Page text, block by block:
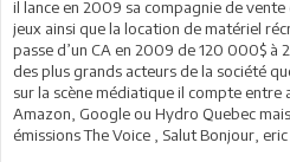
il lance en 2009 sa compagnie de
jeux ainsi que la location de matériel
passe d’un CA en 2009 de 120 000$ à
des plus grands acteurs de la société
sur la scène médiatique il compte entre
Amazon, Google ou Hydro Quebec
émissions The Voice , Salut Bonjour, eric